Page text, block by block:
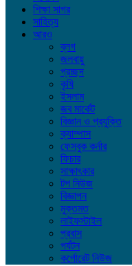
শিক্ষা সাগর
সাহিত্য
আরও
ব্লগ
জলবায়ু
প্রচ্ছদ
কৃষি
ইসলাম
জব মার্কেট
বিজ্ঞান ও প্রযুক্তি
ক্যাম্পাস
ফেসবুক কর্নার
ফিচার
সাক্ষাৎকার
টপ নিউজ
বিজ্ঞাপন
মুক্তমত
লাইফস্টাইল
প্রবাস
পর্যটন
কর্পোরেট নিউজ